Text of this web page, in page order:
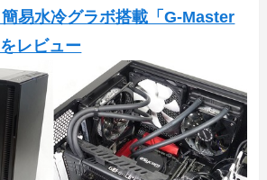
易水冷グラボ搭載「G-Master
レビュー